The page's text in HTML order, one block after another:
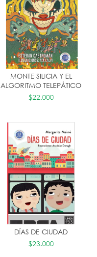
MONTE SILICIA Y EL
ALGORITMO TELEPÁTICO
$22.000
DÍAS DE CIUDAD
$23.000